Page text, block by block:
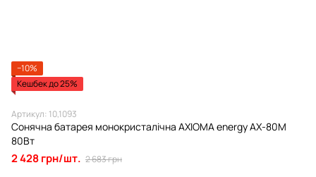
−10%
Кешбек до 25%
Артикул: 10,1093
Сонячна батарея монокристалічна AXIOMA energy AX-80M
80Вт
2 428 грн/шт. 2 683 грн